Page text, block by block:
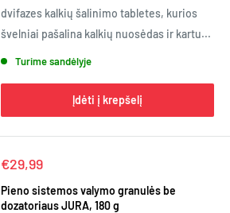
dvifazes kalkių šalinimo tabletes, kurios
švelniai pašalina kalkių nuosėdas ir kartu...
Turime sandėlyje
Įdėti į krepšelį
Kaina
€29,99
Pieno sistemos valymo granulės be
dozatoriaus JURA, 180 g